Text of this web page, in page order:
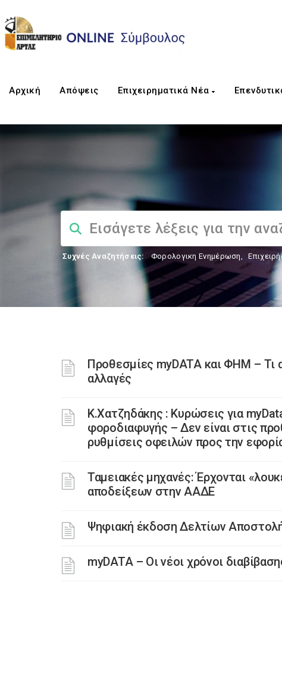
Αρχική Απόψεις Επιχειρηματικά Νέα
Συχνές Αναζητήσεις: Φορολογικη Ενημέρωση,
Προθεσμίες myDATA και ΦΗΜ – Τι
αλλαγές
Κ.Χατζηδάκης : Κυρώσεις για
φοροδιαφυγής – Δεν είναι στις
ρυθμίσεις οφειλών προς την
Ταμειακές μηχανές: Έρχονται
αποδείξεων στην ΑΑΔΕ
Ψηφιακή έκδοση Δελτίων
myDATA – Οι νέοι χρόνοι